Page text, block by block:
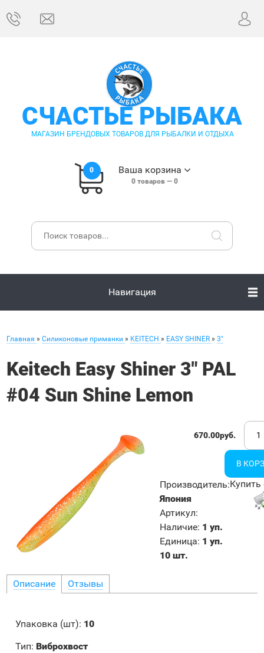
СЧАСТЬЕ РЫБАКА
МАГАЗИН БРЕНДОВЫХ ТОВАРОВ ДЛЯ РЫБАЛКИ И ОТДЫХА
0 Ваша корзина
0товаров — 0
Навигация
Главная » Силиконовые приманки » KEITECH » EASY SHINER » 3"
Keitech Easy Shiner 3" PAL
#04 Sun Shine Lemon
670.00руб.
Производитель:
Япония
Артикул:
Наличие: 1 уп.
Единица: 1 уп.
10 шт.
Купить
Описание Отзывы
Упаковка (шт): 10
Тип: Виброхвост